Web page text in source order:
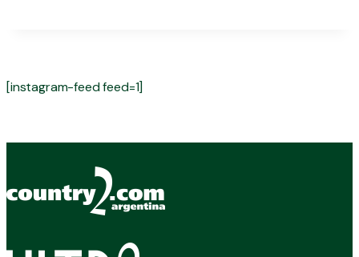
[instagram-feed feed=1]